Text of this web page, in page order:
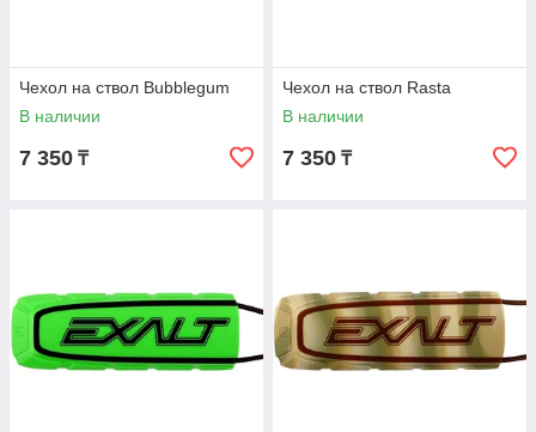
Чехол на ствол Bubblegum
В наличии
7 350 ₸
Чехол на ствол Rasta
В наличии
7 350 ₸